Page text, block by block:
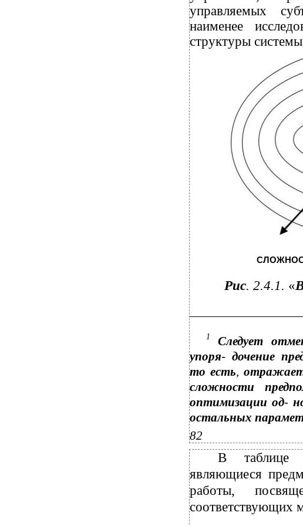
управляемых
наименее
структуры
Рис. 2.4.1. «
1 Следует
упоря- дочение
то есть, отражает
сложности
оптимизации од-
остальных
82
В таблице
являющиеся
работы,
соответствующих